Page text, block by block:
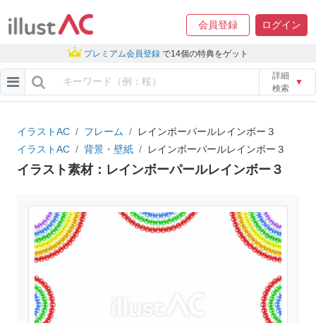
会員登録 ログイン
プレミアム会員登録 で14個の特典をゲット
詳細
検索
▼
イラストAC フレーム
レインボーパールレインボー３
イラストAC
背景・壁紙 レインボーパールレインボー３
イラスト素材：レインボーパールレインボー３